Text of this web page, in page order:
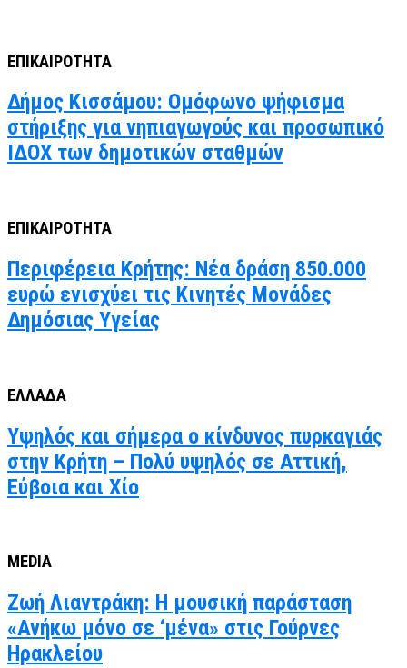
ΕΠΙΚΑΙΡΟΤΗΤΑ
Δήμος Κισσάμου: Ομόφωνο ψήφισμα
στήριξης για νηπιαγωγούς και προσωπικό
ΙΔΟΧ των δημοτικών σταθμών
ΕΠΙΚΑΙΡΟΤΗΤΑ
Περιφέρεια Κρήτης: Νέα δράση 850.000
ευρώ ενισχύει τις Κινητές Μονάδες
Δημόσιας Υγείας
ΕΛΛΑΔΑ
Υψηλός και σήμερα ο κίνδυνος πυρκαγιάς
στην Κρήτη – Πολύ υψηλός σε Αττική,
Εύβοια και Χίο
MEDIA
Ζωή Λιαντράκη: Η μουσική παράσταση
«Ανήκω μόνο σε ‘μένα» στις Γούρνες
Ηρακλείου